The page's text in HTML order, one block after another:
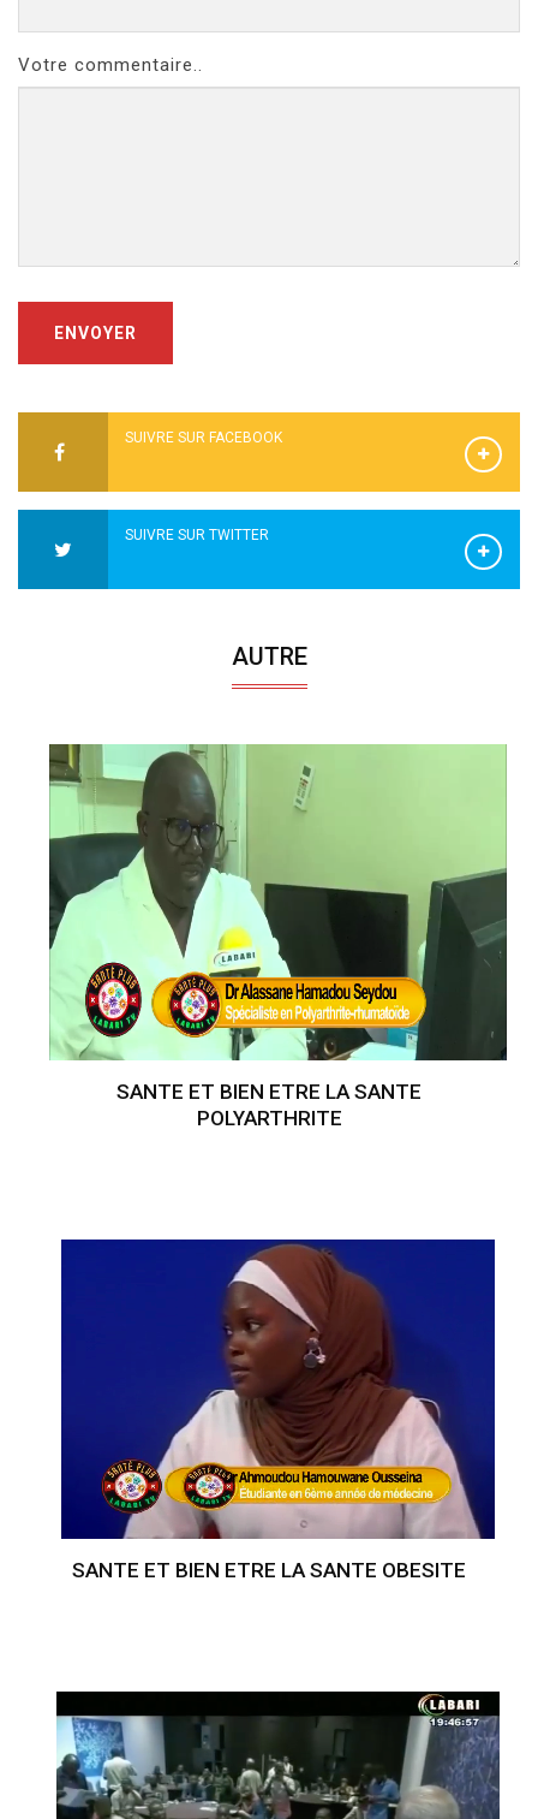
Votre commentaire..
ENVOYER
SUIVRE SUR FACEBOOK
SUIVRE SUR TWITTER
AUTRE
SANTE ET BIEN ETRE LA SANTE
POLYARTHRITE
SANTE ET BIEN ETRE LA SANTE OBESITE